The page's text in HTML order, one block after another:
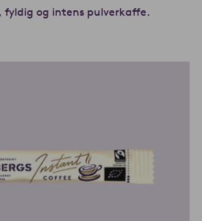
fyldig og intens pulverkaffe.